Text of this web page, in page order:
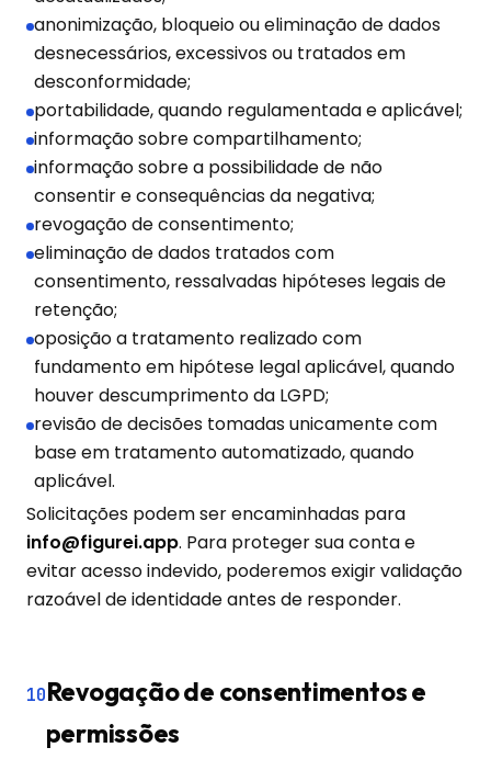
anonimização, bloqueio ou eliminação de dados
desnecessários, excessivos ou tratados em
desconformidade;
portabilidade, quando regulamentada e aplicável;
informação sobre compartilhamento;
informação sobre a possibilidade de não
consentir e consequências da negativa;
revogação de consentimento;
eliminação de dados tratados com
consentimento, ressalvadas hipóteses legais de
retenção;
oposição a tratamento realizado com
fundamento em hipótese legal aplicável, quando
houver descumprimento da LGPD;
revisão de decisões tomadas unicamente com
base em tratamento automatizado, quando
aplicável.
Solicitações podem ser encaminhadas para
info@figurei.app. Para proteger sua conta e
evitar acesso indevido, poderemos exigir validação
razoável de identidade antes de responder.
10Revogação de consentimentos e
permissões